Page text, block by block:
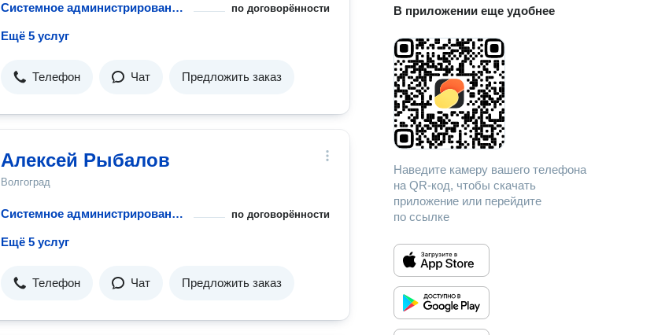
Системное администрирование 24/7 по договорённости
Ещё 5 услуг
Телефон Чат Предложить заказ
Алексей Рыбалов
Волгоград
Системное администрирование 24/7 по договорённости
Ещё 5 услуг
Телефон Чат Предложить заказ
В приложении еще удобнее
Наведите камеру вашего телефона
на QR-код, чтобы скачать
приложение или перейдите
по ссылке